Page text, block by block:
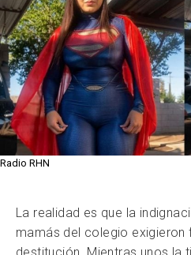
Radio RHN
La realidad es que la
mamás del colegio exigieron